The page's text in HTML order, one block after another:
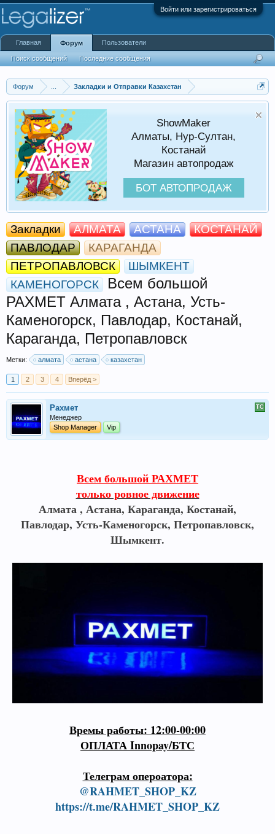
Войти или зарегистрироваться
Форум Закладки и Отправки Казахстан
ShowMaker
Алматы, Нур-Султан,
Костанай
Магазин автопродаж
БОТ АВТОПРОДАЖ
Закладки АЛМАТА АСТАНА
КОСТАНАЙ
ПАВЛОДАР
КАРАГАНДА
ПЕТРОПАВЛОВСК
ШЫМКЕНТ
КАМЕНОГОРСК
Всем большой
РАХМЕТ Алмата , Астана, Усть-
Каменогорск, Павлодар, Костанай,
Караганда, Петропавловск
Метки: алмата астана казахстан
1 2 3 4 Вперёд >
Рахмет
Менеджер
Shop Manager
Vip
Всем большой РАХМЕТ
только ровное движение
Алмата , Астана, Караганда, Костанай,
Павлодар, Усть-Каменогорск, Петропавловск,
Шымкент.
Времы работы: 12:00-00:00
ОПЛАТА Innopay/БТС
Телеграм опероатора:
@RAHMET_SHOP_KZ
https://t.me/RAHMET_SHOP_KZ
Главная Форум
Поиск сообщений Последние сообщения
Пользователи